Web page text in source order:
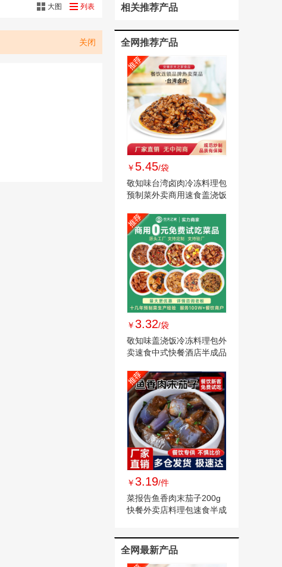
大图 列表
关闭
相关推荐产品
全网推荐产品
￥ 5.45/袋
敬知味台湾卤肉冷冻料理包
预制菜外卖商用速食盖浇饭
￥3.32/袋
敬知味盖浇饭冷冻料理包外
卖速食中式快餐酒店半成品
￥3.19/件
菜报告鱼香肉末茄子200g
快餐外卖店料理包速食半成
全网最新产品